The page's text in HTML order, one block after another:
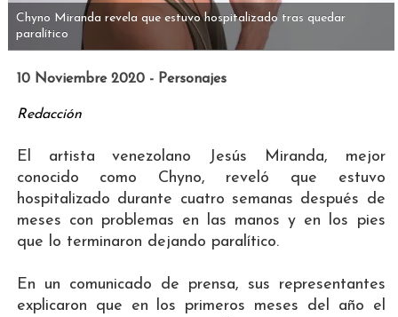
Chyno Miranda revela que estuvo hospitalizado tras quedar
paralítico
10 Noviembre 2020 - Personajes
Redacción
El artista venezolano Jesús Miranda, mejor
conocido como Chyno, reveló que estuvo
hospitalizado durante cuatro semanas después de
meses con problemas en las manos y en los pies
que lo terminaron dejando paralítico.
En un comunicado de prensa, sus representantes
explicaron que en los primeros meses del año el